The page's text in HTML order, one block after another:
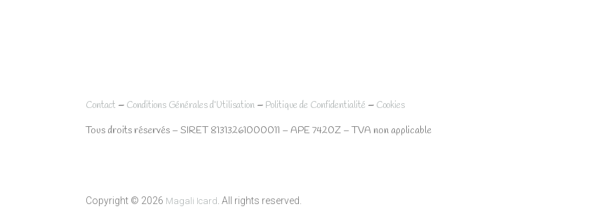
Contact – Conditions Générales d’Utilisation – Politique de Confidentialité – Cookies
Tous droits réservés – SIRET 81313261000011 – APE 7420Z – TVA non applicable
Copyright © 2026 Magali Icard . All rights reserved.